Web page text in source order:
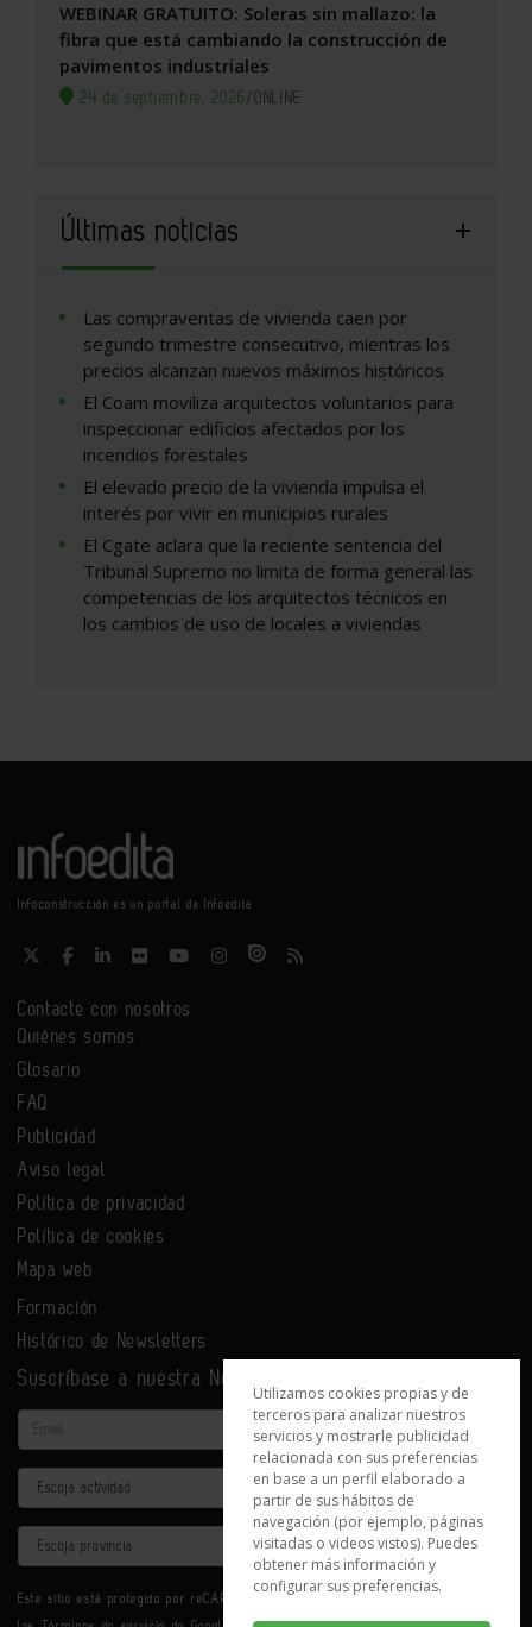
WEBINAR GRATUITO: Soleras sin mallazo: la
fibra que está cambiando la construcción de
pavimentos industriales
24 de septiembre, 2026/ONLINE
Últimas noticias
Las compraventas de vivienda caen por
segundo trimestre consecutivo, mientras los
precios alcanzan nuevos máximos históricos
El Coam moviliza arquitectos voluntarios para
inspeccionar edificios afectados por los
incendios forestales
El elevado precio de la vivienda impulsa el
interés por vivir en municipios rurales
El Cgate aclara que la reciente sentencia del
Tribunal Supremo no limita de forma general las
competencias de los arquitectos técnicos en
los cambios de uso de locales a viviendas
Infoconstrucción es un portal de Infoedita
Contacte con nosotros
Quiénes somos
Glosario
FAQ
Publicidad
Aviso legal
Política de privacidad
Política de cookies
Mapa web
Formación
Histórico de Newsletters
Suscríbase a nuestra Newsletter
Email
Actividad
Provincia
Este sitio está protegido por reCAPTCHA y se aplican la
Utilizamos cookies propias y de
terceros para analizar nuestros
servicios y mostrarle publicidad
relacionada con sus preferencias
en base a un perfil elaborado a
partir de sus hábitos de
navegación (por ejemplo, páginas
visitadas o videos vistos). Puedes
obtener más información y
configurar sus preferencias.